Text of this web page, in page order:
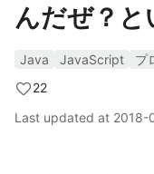
んだぜ？と
Java JavaScript
プ
22
Last updated at 2018-